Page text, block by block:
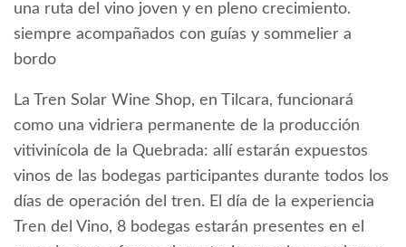
una ruta del vino joven y en pleno crecimiento.
siempre acompañados con guías y sommelier a
bordo
La Tren Solar Wine Shop, en Tilcara, funcionará
como una vidriera permanente de la producción
vitivinícola de la Quebrada: allí estarán expuestos
vinos de las bodegas participantes durante todos los
días de operación del tren. El día de la experiencia
Tren del Vino, 8 bodegas estarán presentes en el